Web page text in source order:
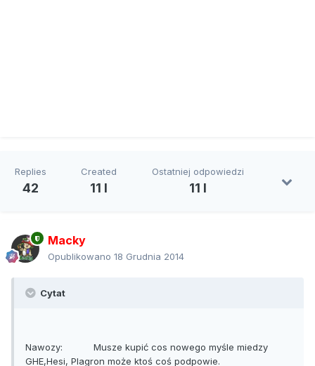
Replies
42
Created
11 l
Ostatniej odpowiedzi
11 l
Macky
Opublikowano 18 Grudnia 2014
Cytat
Nawozy: Musze kupić cos nowego myśle miedzy
GHE,Hesi, Plagron może ktoś coś podpowie.